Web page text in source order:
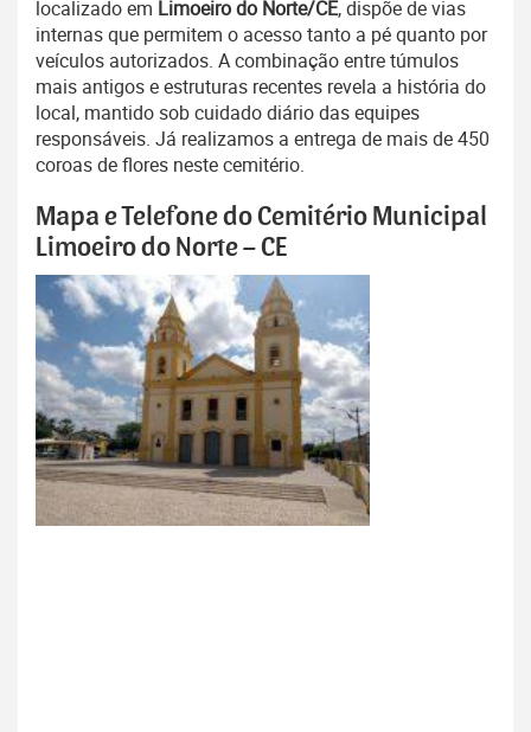
localizado em Limoeiro do Norte/CE, dispõe de vias
internas que permitem o acesso tanto a pé quanto por
veículos autorizados. A combinação entre túmulos
mais antigos e estruturas recentes revela a história do
local, mantido sob cuidado diário das equipes
responsáveis. Já realizamos a entrega de mais de 450
coroas de flores neste cemitério.
Mapa e Telefone do Cemitério Municipal
Limoeiro do Norte – CE